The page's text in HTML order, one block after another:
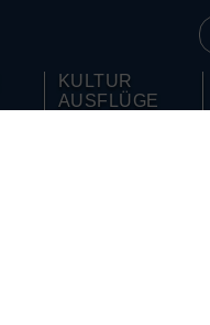
KULTUR
AUSFLÜGE